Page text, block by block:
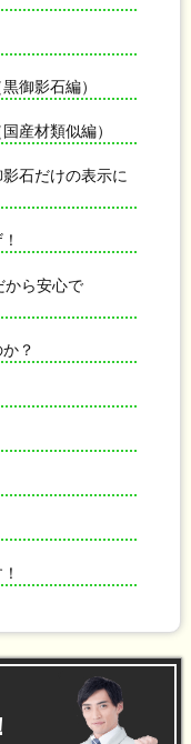
御影石編）
産材類似編）
石だけの表示に
から安心で
？